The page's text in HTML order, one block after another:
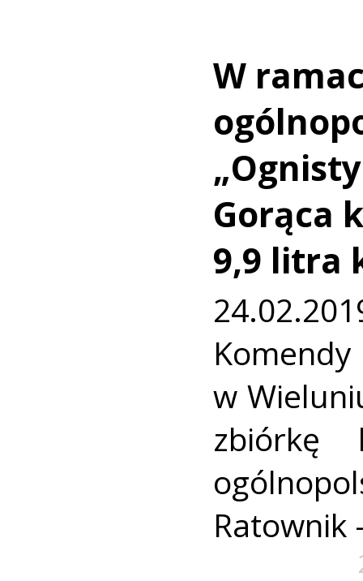
W
Gorąca
9,9 litra
w
zbiórkę
Ratownik